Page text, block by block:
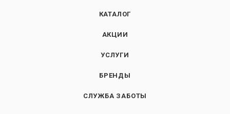
КАТАЛОГ
АКЦИИ
УСЛУГИ
БРЕНДЫ
СЛУЖБА ЗАБОТЫ